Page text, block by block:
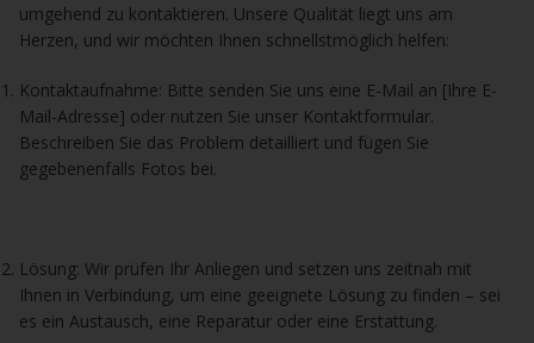
umgehend zu kontaktieren. Unsere Qualität liegt uns am
Herzen, und wir möchten Ihnen schnellstmöglich helfen:
Kontaktaufnahme: Bitte senden Sie uns eine E-Mail an [Ihre E-
Mail-Adresse] oder nutzen Sie unser Kontaktformular.
Beschreiben Sie das Problem detailliert und fügen Sie
gegebenenfalls Fotos bei.
Lösung: Wir prüfen Ihr Anliegen und setzen uns zeitnah mit
Ihnen in Verbindung, um eine geeignete Lösung zu finden – sei
es ein Austausch, eine Reparatur oder eine Erstattung.